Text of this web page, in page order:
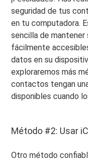
seguridad de tus
en tu computadora.
sencilla de
fácilmente
datos en su
exploraremos más
contactos tengan
disponibles cuando
Método #2: Usar
Otro método